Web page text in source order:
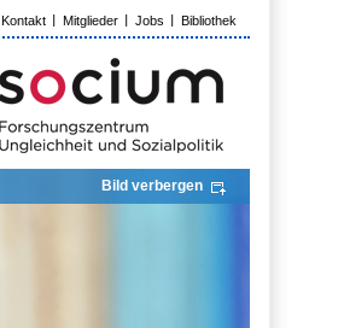
Kontakt Mitglieder Jobs Bibliothek
Bild verbergen